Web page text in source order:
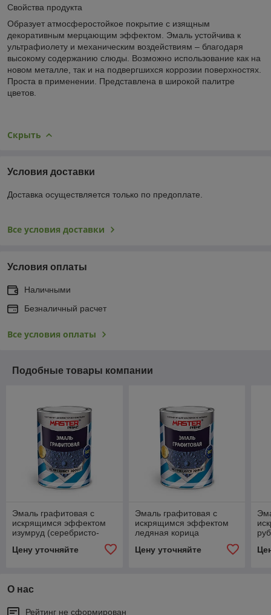
Свойства продукта
Образует атмосферостойкое покрытие с изящным
декоративным мерцающим эффектом. Эмаль устойчива к
ультрафиолету и механическим воздействиям – благодаря
высокому содержанию слюды. Возможно использование как на
новом металле, так и на подвергшихся коррозии поверхностях.
Проста в применении. Представлена в широкой палитре
цветов.
Скрыть
Условия доставки
Доставка осуществляется только по предоплате.
Все условия доставки
Условия оплаты
Наличными
Безналичный расчет
Все условия оплаты
Подобные товары компании
Эмаль графитовая с
искрящимся эффектом
изумруд (серебристо-
FARBITEX ПРОФИ
Цену уточняйте
Эмаль графитовая с
искрящимся эффектом
ледяная корица
каштановый) (4 л)
Цену уточняйте
О нас
Рейтинг не сформирован